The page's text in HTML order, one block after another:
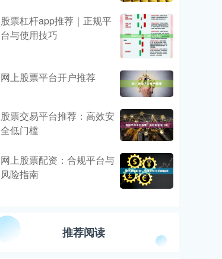
股票杠杆app推荐｜正规平
台与使用技巧
网上股票平台开户推荐
股票交易平台推荐：高效安
全低门槛
网上股票配资：合规平台与
风险指南
推荐阅读